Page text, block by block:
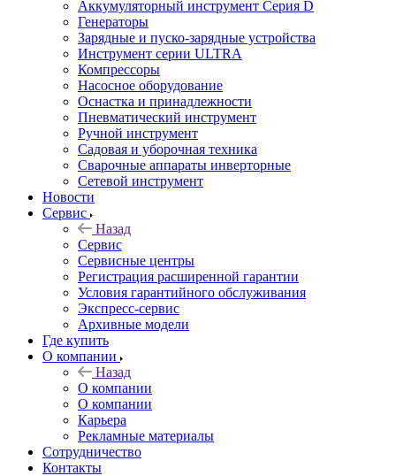
Аккумуляторный инструмент Серия D
Генераторы
Зарядные и пуско-зарядные устройства
Инструмент серии ULTRA
Компрессоры
Насосное оборудование
Оснастка и принадлежности
Пневматический инструмент
Ручной инструмент
Садовая и уборочная техника
Сварочные аппараты инверторные
Сетевой инструмент
Новости
Сервис
Назад
Сервис
Сервисные центры
Регистрация расширенной гарантии
Условия гарантийного обслуживания
Экспресс-сервис
Архивные модели
Где купить
О компании
Назад
О компании
О компании
Карьера
Рекламные материалы
Сотрудничество
Контакты